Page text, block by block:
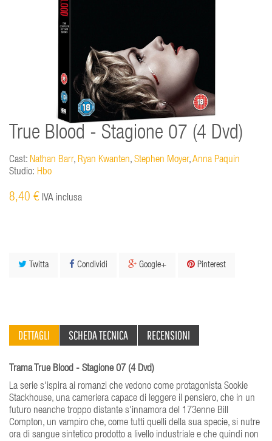
True Blood - Stagione 07 (4 Dvd)
Cast: Nathan Barr, Ryan Kwanten, Stephen Moyer,Anna Paquin
Studio: Hbo
8,40 € IVA inclusa
Twitta Condividi Google+ Pinterest
DETTAGLI SCHEDA TECNICA RECENSIONI
Trama True Blood - Stagione 07 (4 Dvd)
La serie s'ispira ai romanzi che vedono come protagonista Sookie
Stackhouse, una cameriera capace di leggere il pensiero, che in un
futuro neanche troppo distante s'innamora del 173enne Bill
Compton, un vampiro che, come tutti quelli della sua specie, si nutre
ora di sangue sintetico prodotto a livello industriale e che quindi non